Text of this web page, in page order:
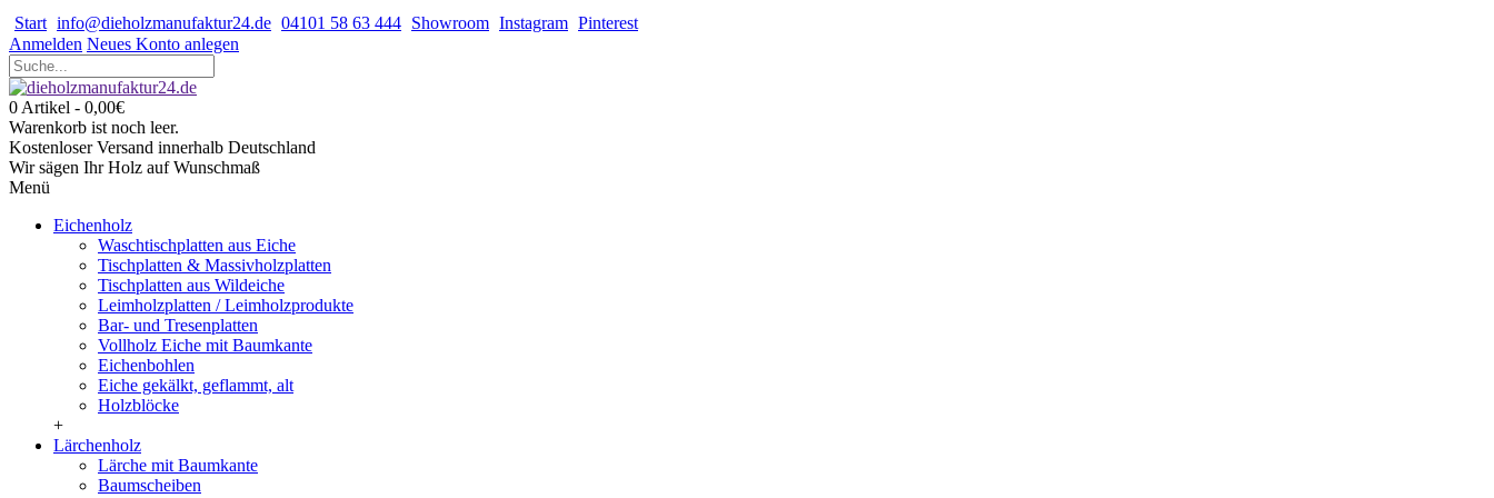
Start info@dieholzmanufaktur24.de 04101 58 63 444 Showroom Instagram Pinterest
Anmelden Neues Konto anlegen
0 Artikel - 0,00€
Warenkorb ist noch leer.
Kostenloser Versand innerhalb Deutschland
Wir sägen Ihr Holz auf Wunschmaß
Menü
Eichenholz
Waschtischplatten aus Eiche
Tischplatten & Massivholzplatten
Tischplatten aus Wildeiche
Leimholzplatten / Leimholzprodukte
Bar- und Tresenplatten
Vollholz Eiche mit Baumkante
Eichenbohlen
Eiche gekälkt, geflammt, alt
Holzblöcke
+
Lärchenholz
Lärche mit Baumkante
Baumscheiben